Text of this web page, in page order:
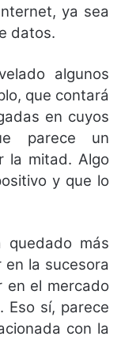
ya sea
datos.
algunos
que contará
en cuyos
parece un
la mitad. Algo
y que lo
más
la sucesora
en el mercado
Eso sí, parece
con la